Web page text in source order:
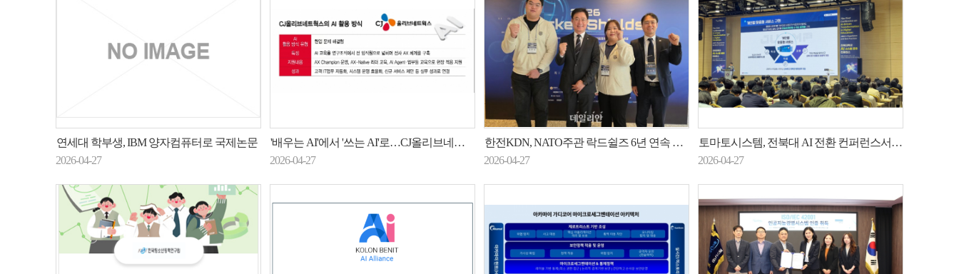
연세대 학부생, IBM 양자컴퓨터로 국제논문
2026-04-27
'배우는 AI'에서 '쓰는 AI'로…CJ올리브네트웍스, 전사 AX 확산
2026-04-27
한전KDN, NATO주관 락드쉴즈 6년 연속 참가…에너지ICT 보안 '철벽 방어' 입증
2026-04-27
토마토시스템, 전북대 AI 전환 컨퍼런스서 'JUMP' 시연…대학 행정 DX 혁신 사례 공개
2026-04-27